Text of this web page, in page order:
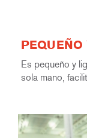
PEQUEÑO
Es pequeño y
sola mano,